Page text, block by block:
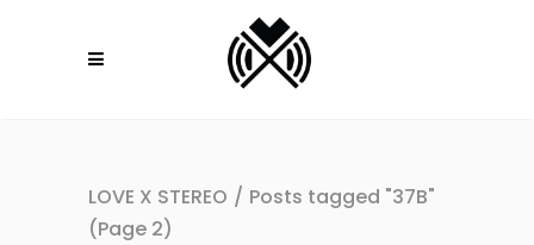
LOVE X STEREO / Posts tagged "37B"
(Page 2)